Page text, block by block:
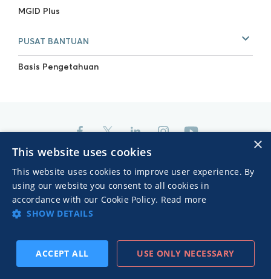
MGID Plus
PUSAT BANTUAN
Basis Pengetahuan
BUAT AKUN
×
This website uses cookies
This website uses cookies to improve user experience. By
using our website you consent to all cookies in
accordance with our Cookie Policy. Read more
SHOW DETAILS
ACCEPT ALL USE ONLY NECESSARY